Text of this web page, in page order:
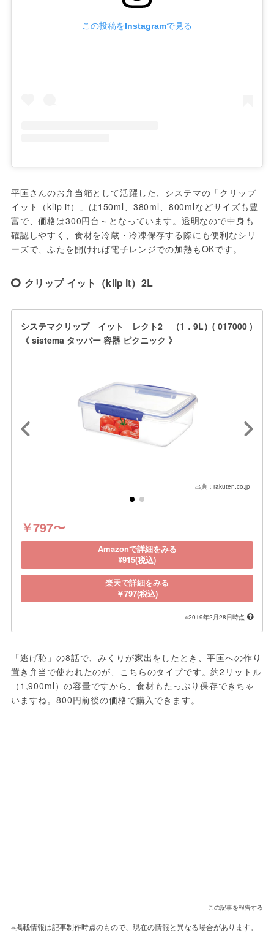
この投稿をInstagramで見る
平匡さんのお弁当箱として活躍した、システマの「クリップ
イット（klip it）」は150ml、380ml、800mlなどサイズも豊
富で、価格は300円台～となっています。透明なので中身も
確認しやすく、食材を冷蔵・冷凍保存する際にも便利なシリ
ーズで、ふたを開ければ電子レンジでの加熱もOKです。
クリップ イット（klip it）2L
システマクリップ イット レクト2 （1．9L）( 017000 )
《 sistema タッパー 容器 ピクニック 》
出典：rakuten.co.jp
￥797〜
Amazonで詳細をみる
¥915(税込)
楽天で詳細をみる
￥797(税込)
※2019年2月28日時点
「逃げ恥」の8話で、みくりが家出をしたとき、平匡への作り
置き弁当で使われたのが、こちらのタイプです。約2リットル
（1,900ml）の容量ですから、食材もたっぷり保存できちゃ
いますね。800円前後の価格で購入できます。
この記事を報告する
※掲載情報は記事制作時点のもので、現在の情報と異なる場合があります。